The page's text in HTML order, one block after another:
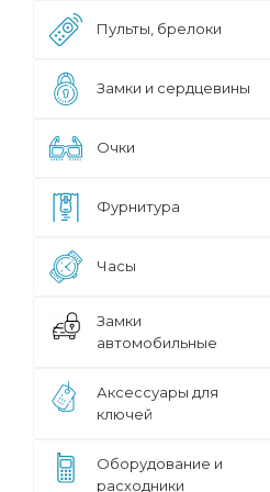
Пульты, брелоки
Замки и сердцевины
Очки
Фурнитура
Часы
Замки
автомобильные
Аксессуары для
ключей
Оборудование и
расходники